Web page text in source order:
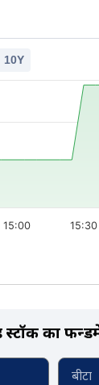
10Y
15:00 15:30
स्टॉक का
बीटा